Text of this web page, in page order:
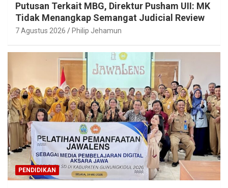
Putusan Terkait MBG, Direktur Pusham UII: MK
Tidak Menangkap Semangat Judicial Review
7 Agustus 2026 Philip Jehamun
PENDIDIKAN